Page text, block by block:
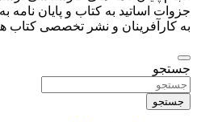
جزوات اساتید به کتاب و پایان
به کارآفرینان و نشر تخصصی
جستجو
جستجو